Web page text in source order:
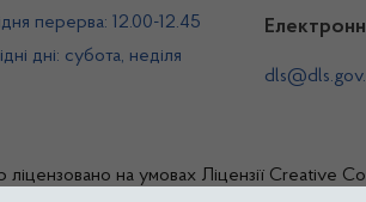
перерва: 12.00-12.45
дні: субота, неділя
ліцензовано на умовах Ліцензії Creative